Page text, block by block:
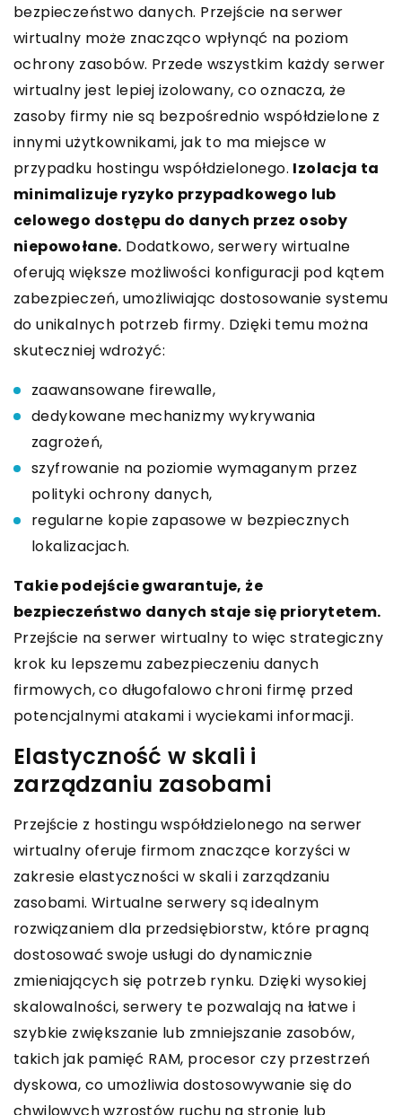
bezpieczeństwo danych. Przejście na serwer
wirtualny może znacząco wpłynąć na poziom
ochrony zasobów. Przede wszystkim każdy serwer
wirtualny jest lepiej izolowany, co oznacza, że
zasoby firmy nie są bezpośrednio współdzielone z
innymi użytkownikami, jak to ma miejsce w
przypadku hostingu współdzielonego. Izolacja ta
minimalizuje ryzyko przypadkowego lub
celowego dostępu do danych przez osoby
niepowołane. Dodatkowo, serwery wirtualne
oferują większe możliwości konfiguracji pod kątem
zabezpieczeń, umożliwiając dostosowanie systemu
do unikalnych potrzeb firmy. Dzięki temu można
skuteczniej wdrożyć:
zaawansowane firewalle,
dedykowane mechanizmy wykrywania
zagrożeń,
szyfrowanie na poziomie wymaganym przez
polityki ochrony danych,
regularne kopie zapasowe w bezpiecznych
lokalizacjach.
Takie podejście gwarantuje, że
bezpieczeństwo danych staje się priorytetem.
Przejście na serwer wirtualny to więc strategiczny
krok ku lepszemu zabezpieczeniu danych
firmowych, co długofalowo chroni firmę przed
potencjalnymi atakami i wyciekami informacji.
Elastyczność w skali i
zarządzaniu zasobami
Przejście z hostingu współdzielonego na serwer
wirtualny oferuje firmom znaczące korzyści w
zakresie elastyczności w skali i zarządzaniu
zasobami. Wirtualne serwery są idealnym
rozwiązaniem dla przedsiębiorstw, które pragną
dostosować swoje usługi do dynamicznie
zmieniających się potrzeb rynku. Dzięki wysokiej
skalowalności, serwery te pozwalają na łatwe i
szybkie zwiększanie lub zmniejszanie zasobów,
takich jak pamięć RAM, procesor czy przestrzeń
dyskowa, co umożliwia dostosowywanie się do
chwilowych wzrostów ruchu na stronie lub